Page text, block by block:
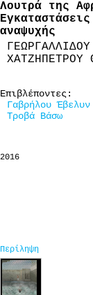
Λουτρά της
αναψυχής
ΧΑΤΖΗΠΕΤΡΟΥ
Επιβλέποντες:
Γαβρήλου Έβελυν
Τροβά Βάσω
2016
Περίληψη